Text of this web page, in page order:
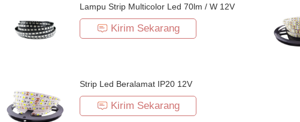
Lampu Strip Multicolor Led 70lm / W 12V
Kirim Sekarang
Strip Led Beralamat IP20 12V
Kirim Sekarang